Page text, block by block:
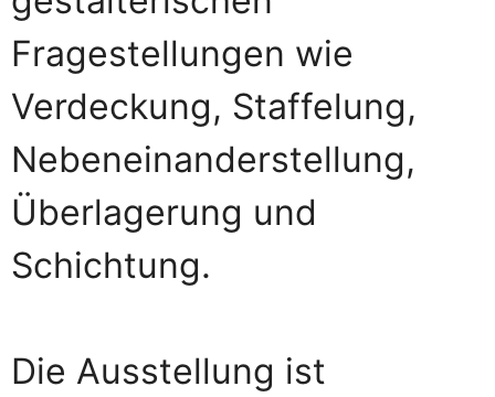
Fragestellungen wie
Verdeckung, Staffelung,
Nebeneinanderstellung,
Überlagerung und
Schichtung.
Die Ausstellung ist